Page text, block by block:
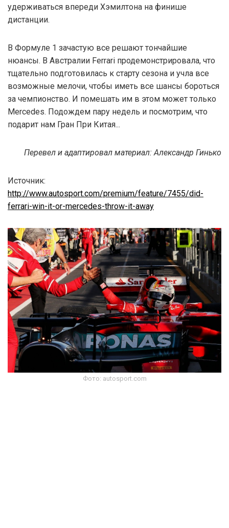
удерживаться впереди Хэмилтона на финише
дистанции.
В Формуле 1 зачастую все решают тончайшие
нюансы. В Австралии Ferrari продемонстрировала, что
тщательно подготовилась к старту сезона и учла все
возможные мелочи, чтобы иметь все шансы бороться
за чемпионство. И помешать им в этом может только
Mercedes. Подождем пару недель и посмотрим, что
подарит нам Гран При Китая...
Перевел и адаптировал материал: Александр Гинько
Источник:
http://www.autosport.com/premium/feature/7455/did-
ferrari-win-it-or-mercedes-throw-it-away
Фото: autosport.com